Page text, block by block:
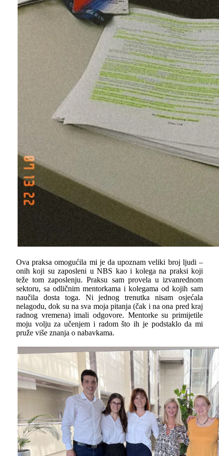
Ova praksa omogućila mi je da upoznam veliki broj ljudi –
onih koji su zaposleni u NBS kao i kolega na praksi koji
teže tom zaposlenju. Praksu sam provela u izvanrednom
sektoru, sa odličnim mentorkama i kolegama od kojih sam
naučila dosta toga. Ni jednog trenutka nisam osjećala
nelagodu, dok su na sva moja pitanja (čak i na ona pred kraj
radnog vremena) imali odgovore. Mentorke su primijetile
moju volju za učenjem i radom što ih je podstaklo da mi
pruže više znanja o nabavkama.